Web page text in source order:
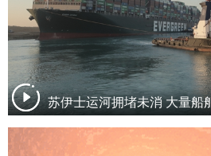
苏伊士运河拥堵未消 大量船